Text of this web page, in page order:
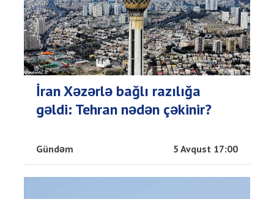
İran Xəzərlə bağlı razılığa
gəldi: Tehran nədən çəkinir?
Gündəm 5 Avqust 17:00